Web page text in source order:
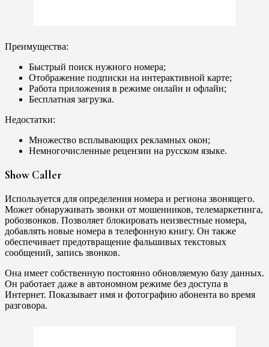
Преимущества:
Быстрый поиск нужного номера;
Отображение подписки на интерактивной карте;
Работа приложения в режиме онлайн и офлайн;
Бесплатная загрузка.
Недостатки:
Множество всплывающих рекламных окон;
Немногочисленные рецензии на русском языке.
Show Caller
Используется для определения номера и региона звонящего.
Может обнаруживать звонки от мошенников, телемаркетинга,
робозвонков. Позволяет блокировать неизвестные номера,
добавлять новые номера в телефонную книгу. Он также
обеспечивает предотвращение фальшивых текстовых
сообщений, запись звонков.
Она имеет собственную постоянно обновляемую базу данных.
Он работает даже в автономном режиме без доступа в
Интернет. Показывает имя и фотографию абонента во время
разговора.